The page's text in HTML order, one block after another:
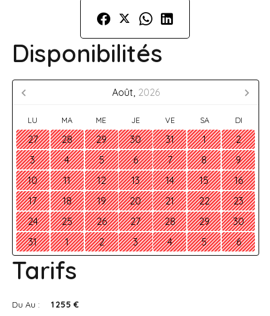
Disponibilités
Août, 2026
LU MA ME JE VE SA DI
27 28 29 30 31 1
2
3
4 5 6 7 8
9
10
11 12 13 14 15
16
17
18 19 20 21 22
23
24
25 26 27 28 29
30
31
1 2 3 4 5 6
Tarifs
Du Au :
1 255 €